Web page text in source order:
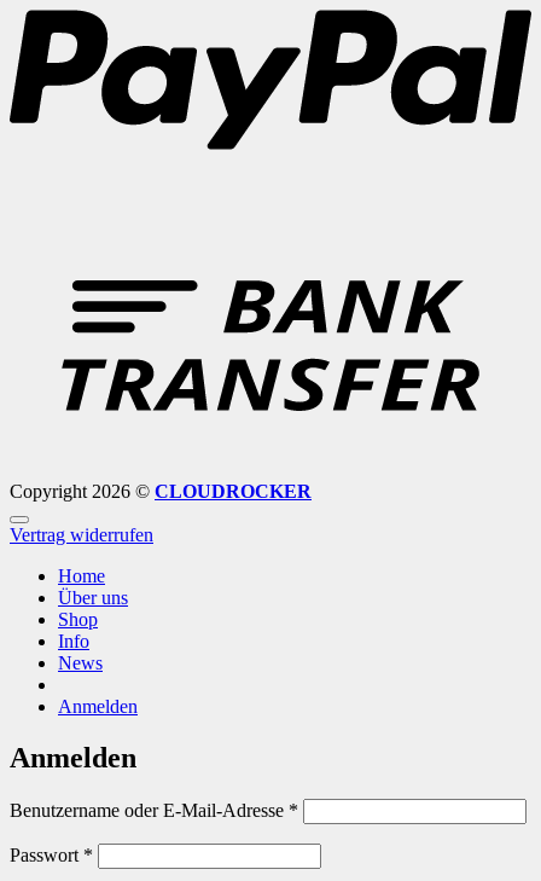
Copyright 2026 © CLOUDROCKER
Vertrag widerrufen
Home
Über uns
Shop
Info
News
Anmelden
Anmelden
Benutzername oder E-Mail-Adresse *
Passwort *